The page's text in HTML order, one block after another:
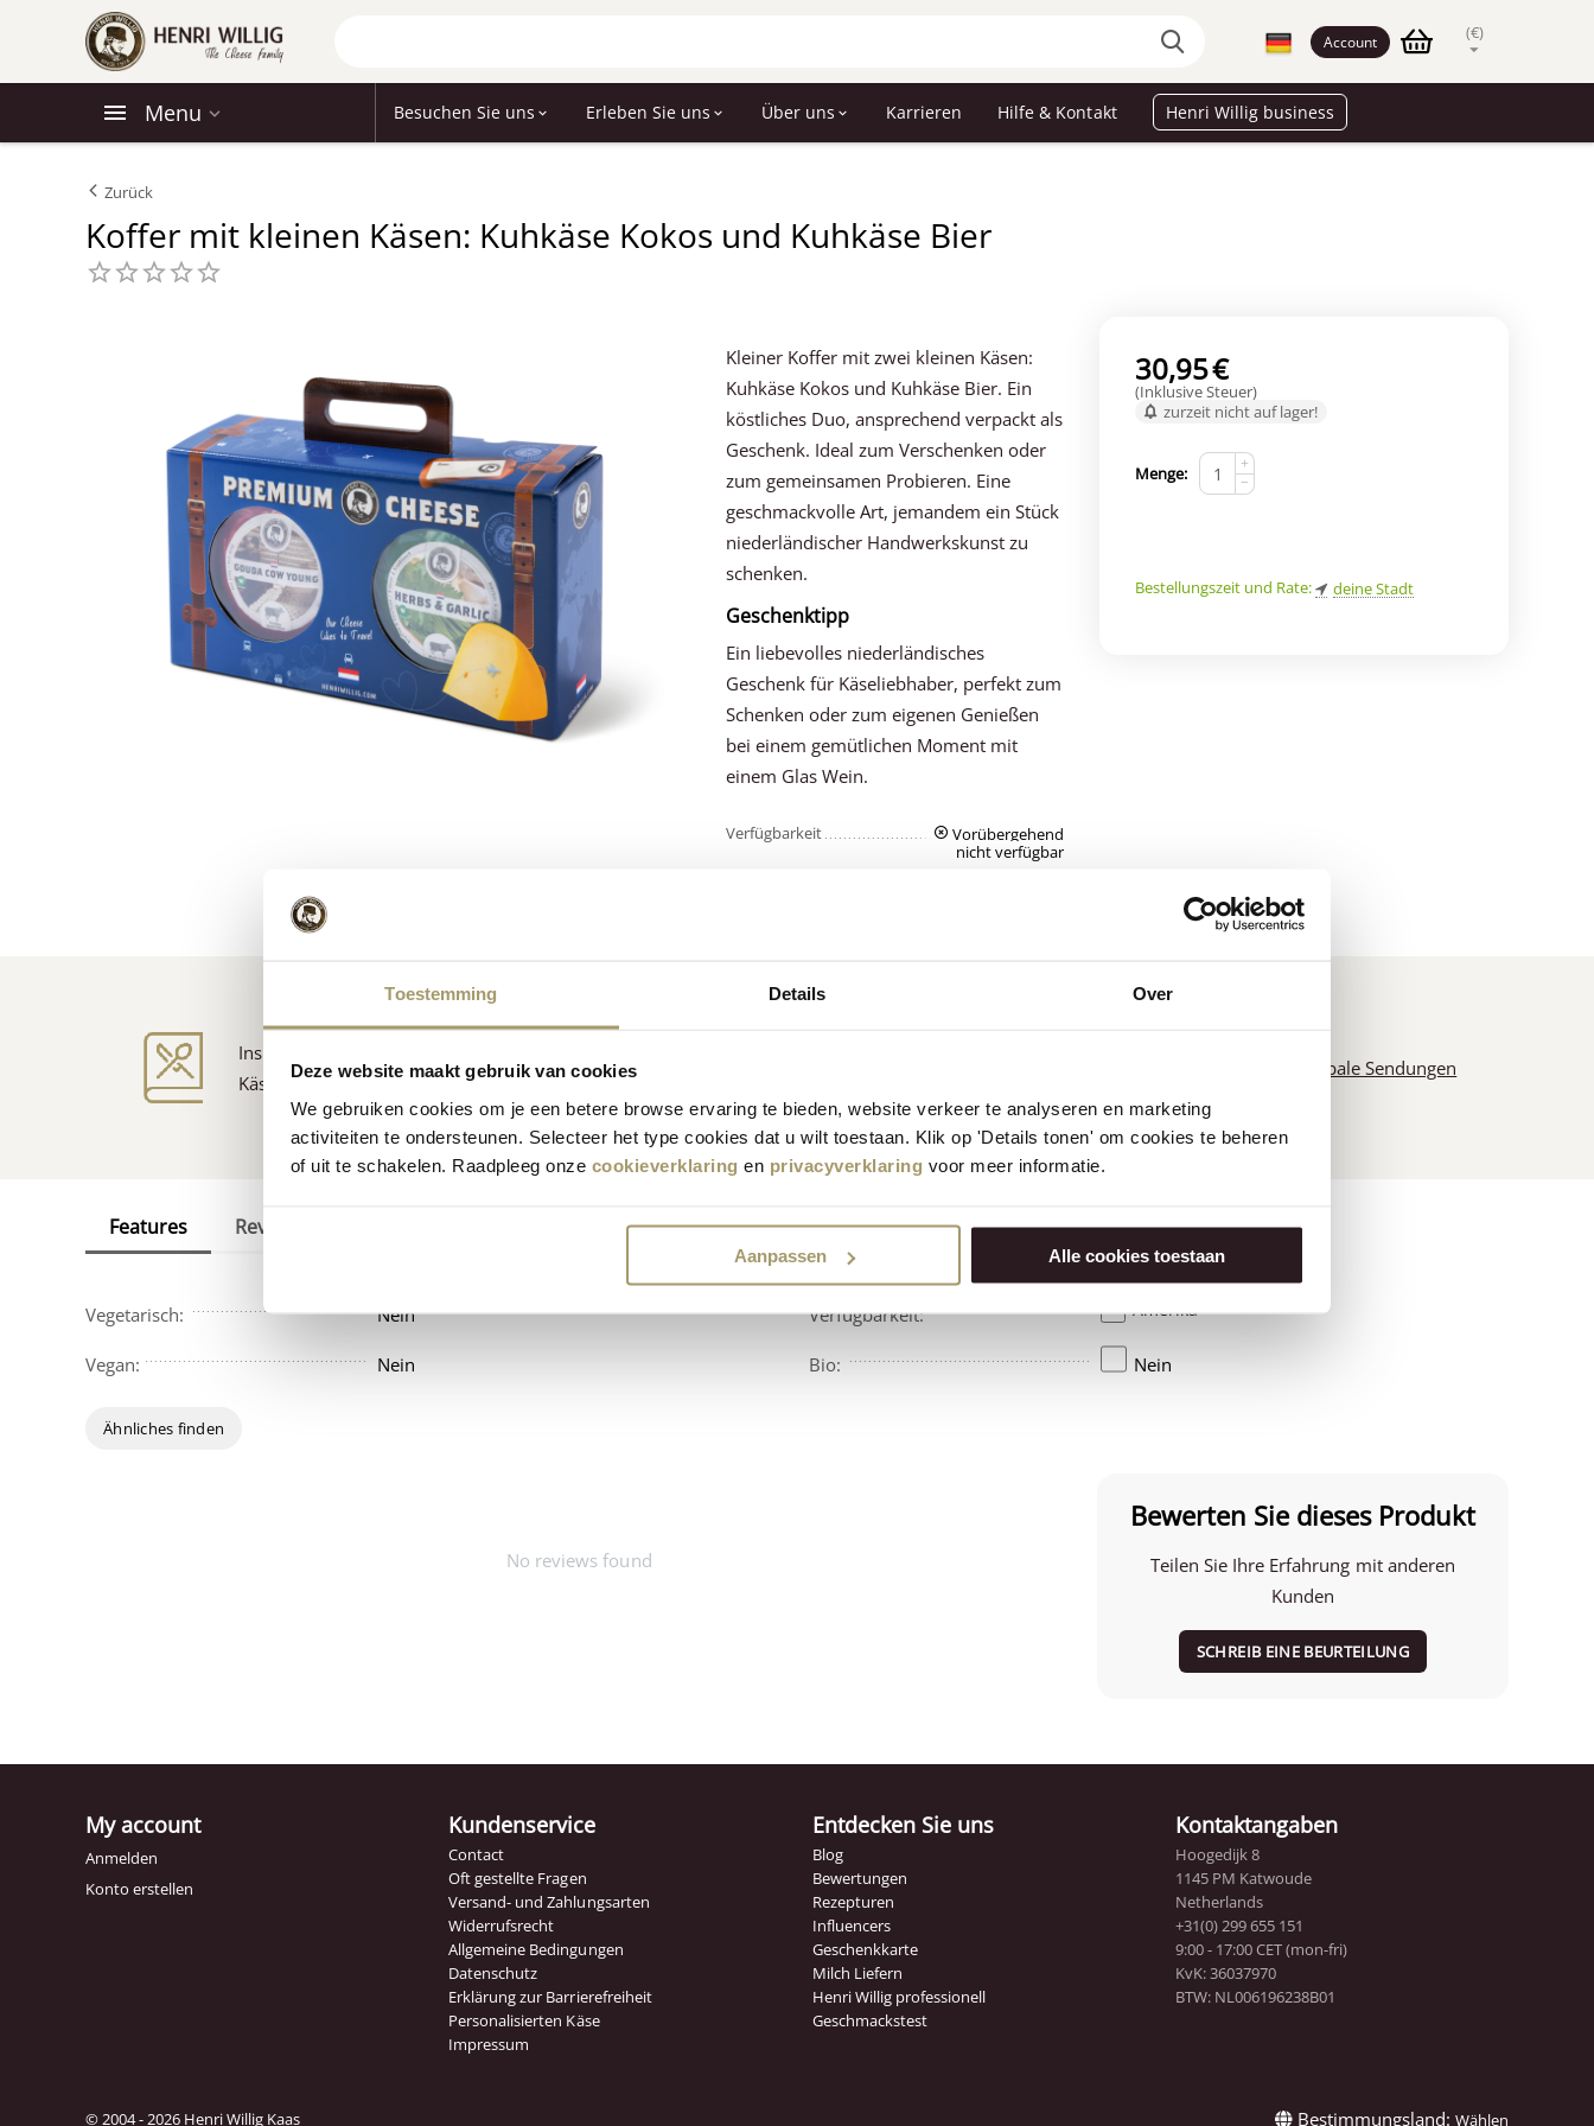
Toestemming Details Over
Deze website maakt gebruik van cookies
We gebruiken cookies om je een betere browse ervaring te bieden, website verkeer te analyseren en marketing
activiteiten te ondersteunen. Selecteer het type cookies dat u wilt toestaan. Klik op 'Details tonen' om cookies te beheren
of uit te schakelen. Raadpleeg onze cookieverklaring en privacyverklaring voor meer informatie.
Aanpassen Alle cookies toestaan
Account (€)
Menu Besuchen Sie uns Erleben Sie uns Über uns Karrieren Hilfe & Kontakt Henri Willig business
Zurück
Koffer mit kleinen Käsen: Kuhkäse Kokos und Kuhkäse Bier
Kleiner Koffer mit zwei kleinen Käsen:
Kuhkäse Kokos und Kuhkäse Bier. Ein
köstliches Duo, ansprechend verpackt als
Geschenk. Ideal zum Verschenken oder
zum gemeinsamen Probieren. Eine
geschmackvolle Art, jemandem ein Stück
niederländischer Handwerkskunst zu
schenken.
Geschenktipp
Ein liebevolles niederländisches
Geschenk für Käseliebhaber, perfekt zum
Schenken oder zum eigenen Genießen
bei einem gemütlichen Moment mit
einem Glas Wein.
Verfügbarkeit
Vorübergehend
nicht verfügbar
30,95€
(Inklusive Steuer)
zurzeit nicht auf lager!
Menge:
+
−
Bestellungszeit und Rate: deine Stadt
Inspiration für
Käse
Rezepte
Premium
bewertet mit 9.5
Globale Sendungen
Features Reviews
Vegetarisch: Nein
Vegan: Nein
Verfügbarkeit: Amerika
Bio: Nein
Ähnliches finden
No reviews found
Bewerten Sie dieses Produkt
Teilen Sie Ihre Erfahrung mit anderen
Kunden
SCHREIB EINE BEURTEILUNG
My account
Anmelden
Konto erstellen
Kundenservice
Contact
Oft gestellte Fragen
Versand- und Zahlungsarten
Widerrufsrecht
Allgemeine Bedingungen
Datenschutz
Erklärung zur Barrierefreiheit
Personalisierten Käse
Impressum
Entdecken Sie uns
Blog
Bewertungen
Rezepturen
Influencers
Geschenkkarte
Milch Liefern
Henri Willig professionell
Geschmackstest
Kontaktangaben
Hoogedijk 8
1145 PM Katwoude
Netherlands
+31(0) 299 655 151
9:00 - 17:00 CET (mon-fri)
KvK: 36037970
BTW: NL006196238B01
© 2004 - 2026 Henri Willig Kaas Bestimmungsland: Wählen